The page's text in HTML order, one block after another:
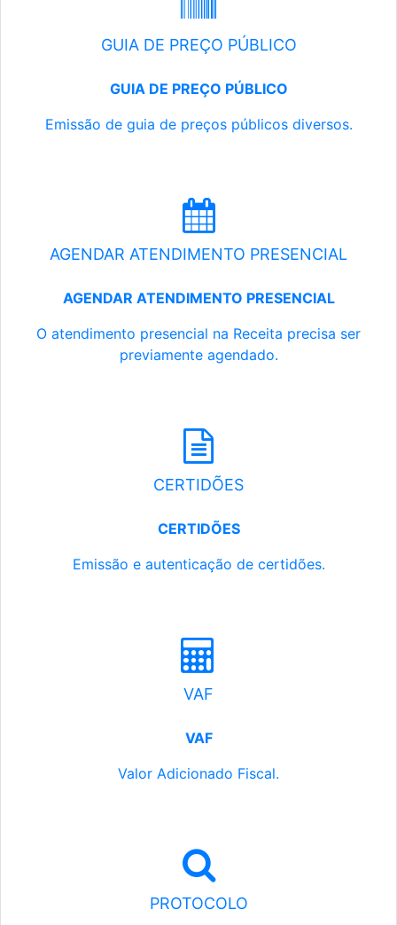
GUIA DE PREÇO PÚBLICO
GUIA DE PREÇO PÚBLICO
Emissão de guia de preços públicos diversos.
AGENDAR ATENDIMENTO PRESENCIAL
AGENDAR ATENDIMENTO PRESENCIAL
O atendimento presencial na Receita precisa ser
previamente agendado.
CERTIDÕES
CERTIDÕES
Emissão e autenticação de certidões.
VAF
VAF
Valor Adicionado Fiscal.
PROTOCOLO